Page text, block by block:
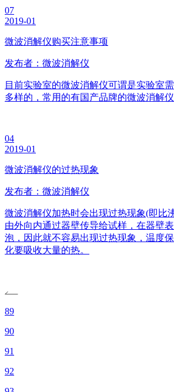
07
2019-01
微波消解仪购买注意事项
发布者：微波消解仪
目前实验室的微波消解仪可谓是实验室
多样的，常用的有国产品牌的微波消解
04
2019-01
微波消解仪的过热现象
发布者：微波消解仪
微波消解仪加热时会出现过热现象(即比
由外向内通过器壁传导给试样，在器壁
泡，因此就不容易出现过热现象，温度
化要吸收大量的热。
89
90
91
92